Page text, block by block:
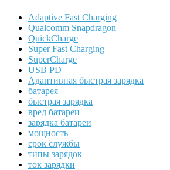
Adaptive Fast Charging
Qualcomm Snapdragon
QuickCharge
Super Fast Charging
SuperCharge
USB PD
Адаптивная быстрая зарядка
батарея
быстрая зарядка
вред батареи
зарядка батареи
мощность
срок службы
типы зарядок
ток зарядки